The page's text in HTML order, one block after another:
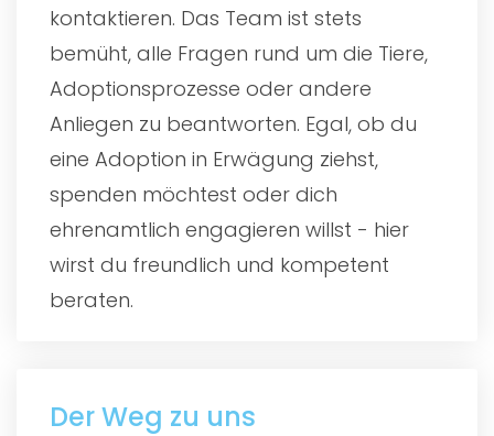
kontaktieren. Das Team ist stets
bemüht, alle Fragen rund um die Tiere,
Adoptionsprozesse oder andere
Anliegen zu beantworten. Egal, ob du
eine Adoption in Erwägung ziehst,
spenden möchtest oder dich
ehrenamtlich engagieren willst - hier
wirst du freundlich und kompetent
beraten.
Der Weg zu uns